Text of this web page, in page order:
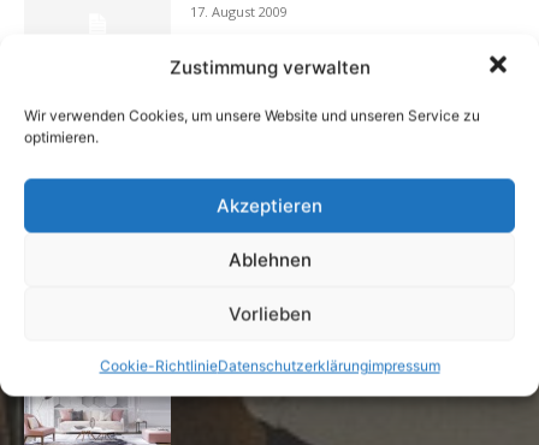
Zustimmung verwalten
Wir verwenden Cookies, um unsere Website und unseren Service zu
optimieren.
Akzeptieren
Ablehnen
Vorlieben
Cookie-RichtlinieDatenschutzerklärungimpressum
17. August 2009
Vermieter aufgepasst: Wenn Mieter ihre
Die Redaktion empfiehlt
Fototapeten: Neuer Look fürs